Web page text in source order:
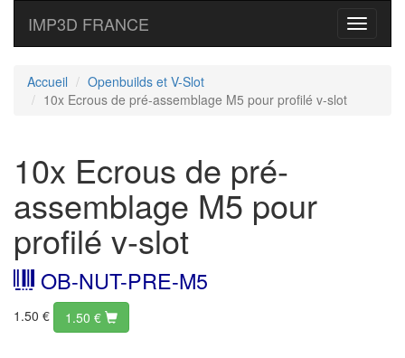
Toggle
IMP3D FRANCE
Accueil
Openbuilds et V-Slot
10x Ecrous de pré-assemblage M5 pour profilé v-slot
10x Ecrous de pré-
assemblage M5 pour
profilé v-slot
OB-NUT-PRE-M5
1.50 € 1.50 €